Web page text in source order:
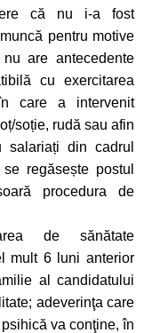
că nu i-a fost
pentru motive
are antecedente
cu exercitarea
care a intervenit
soție, rudă sau afin
din cadrul
regăsește postul
procedura de
de sănătate
mult 6 luni anterior
al candidatului
adeverinţa care
va conţine, în